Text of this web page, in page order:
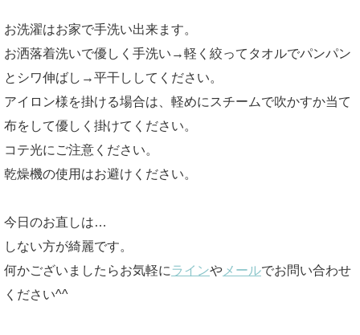
お洗濯はお家で手洗い出来ます。
お洒落着洗いで優しく手洗い→軽く絞ってタオルでパンパン
とシワ伸ばし→平干ししてください。
アイロン様を掛ける場合は、軽めにスチームで吹かすか当て
布をして優しく掛けてください。
コテ光にご注意ください。
乾燥機の使用はお避けください。
今日のお直しは…
しない方が綺麗です。
何かございましたらお気軽に ラインや メールでお問い合わせ
ください^^